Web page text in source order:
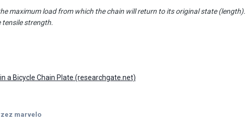
maximum load from which the chain will return to its original state
tensile strength.
a Bicycle Chain Plate (researchgate.net)
marvelo